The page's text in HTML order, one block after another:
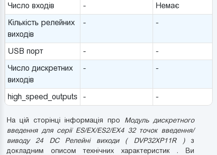
Число входів
-
Немає
Кількість релейних
виходів
- -
USB порт -
-
Число дискретних
виходів
- -
high_speed_outputs - -
На цій сторінці інформація про Модуль дискретного
введення для серії ES/EX/ES2/EX4 32 точок введення/
виводу 24 DC Релейні виходи ( DVP32XP11R )з
докладним описом технічних характеристик . Ви